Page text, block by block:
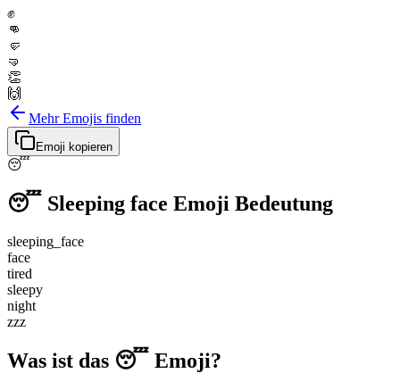
✊
👊
🤛
🤜
👏
🙌
Mehr Emojis finden
Emoji kopieren
😴
😴 Sleeping face Emoji Bedeutung
sleeping_face
face
tired
sleepy
night
zzz
Was ist das 😴 Emoji?